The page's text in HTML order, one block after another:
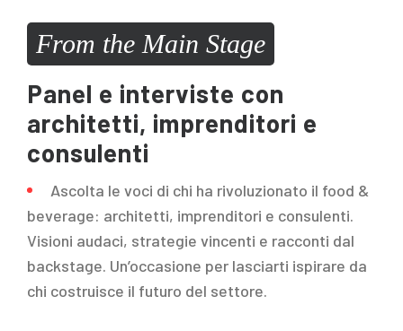
From the Main Stage
Panel e interviste con
architetti, imprenditori e
consulenti
Ascolta le voci di chi ha rivoluzionato il food &
beverage: architetti, imprenditori e consulenti.
Visioni audaci, strategie vincenti e racconti dal
backstage. Un’occasione per lasciarti ispirare da
chi costruisce il futuro del settore.